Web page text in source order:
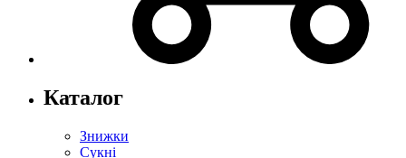
Каталог
Знижки
Сукні